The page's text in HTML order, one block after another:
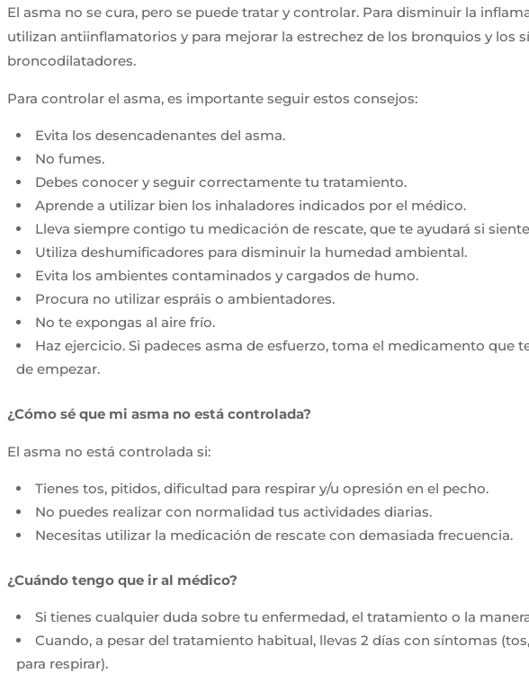
El asma no se cura, pero se puede tratar y controlar. Para disminuir la
utilizan antiinflamatorios y para mejorar la estrechez de los bronquios y los
broncodilatadores.
Para controlar el asma, es importante seguir estos consejos:
Evita los desencadenantes del asma.
No fumes.
Debes conocer y seguir correctamente tu tratamiento.
Aprende a utilizar bien los inhaladores indicados por el médico.
Lleva siempre contigo tu medicación de rescate, que te ayudará si
Utiliza deshumificadores para disminuir la humedad ambiental.
Evita los ambientes contaminados y cargados de humo.
Procura no utilizar espráis o ambientadores.
No te expongas al aire frío.
Haz ejercicio. Si padeces asma de esfuerzo, toma el medicamento que
de empezar.
¿Cómo sé que mi asma no está controlada?
El asma no está controlada si:
Tienes tos, pitidos, dificultad para respirar y/u opresión en el pecho.
No puedes realizar con normalidad tus actividades diarias.
Necesitas utilizar la medicación de rescate con demasiada frecuencia.
¿Cuándo tengo que ir al médico?
Si tienes cualquier duda sobre tu enfermedad, el tratamiento o la
Cuando, a pesar del tratamiento habitual, llevas 2 días con síntomas
para respirar).